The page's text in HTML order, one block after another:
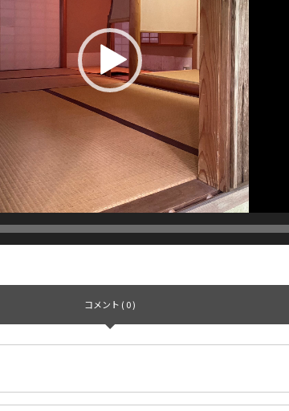
コメント ( 0 )